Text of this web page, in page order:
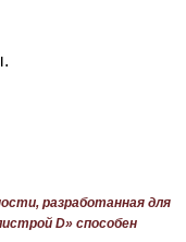
.
разработанная для
D» способен